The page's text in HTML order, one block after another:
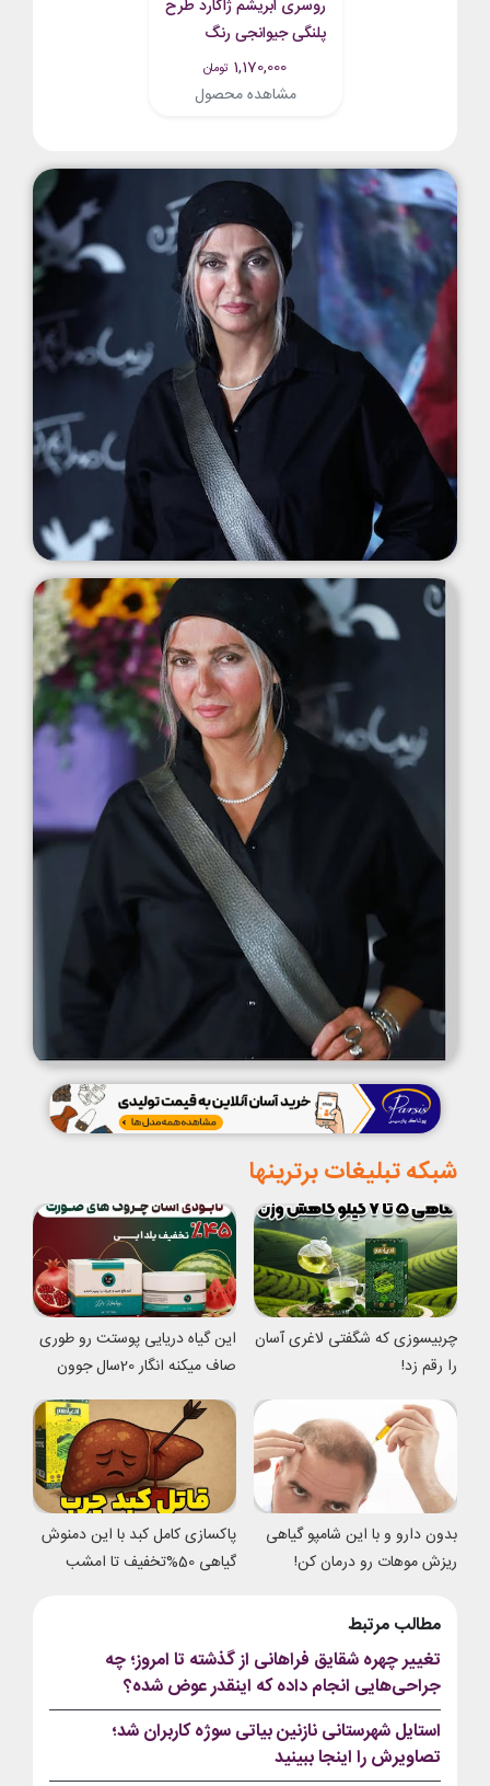
روسری ابریشم ژاکارد طرح
پلنگی جیوانجی رنگ
مشکی قرمز
1,170,000 تومان
مشاهده محصول
شبکه تبلیغات برترینها
چربیسوزی که شگفتی لاغری آسان
را رقم زد!
این گیاه دریایی پوستت رو طوری
صاف میکنه انگار 20سال جوون
شدی
بدون دارو و با این شامپو گیاهی
ریزش موهات رو درمان کن!
پاکسازی کامل کبد با این دمنوش
گیاهی 50%تخفیف تا امشب
مطالب مرتبط
تغییر چهره شقایق فراهانی از گذشته تا امروز؛ چه
جراحی‌هایی انجام داده که اینقدر عوض شده؟
استایل شهرستانی نازنین بیاتی سوژه کاربران شد؛
تصاویرش را اینجا ببینید